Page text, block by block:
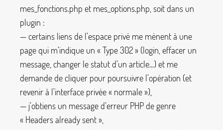
mes_fonctions.php et mes_options.php , soit dans un
plugin :
— certains liens de l’espace privé me mènent à une
page qui m’indique un « Type 302» (login, effacer un
message, changer le statut d’un article...) et me
demande de cliquer pour poursuivre l’opération (et
revenir à l’interface privée « normale»),
— j’obtiens un message d’erreur PHP de genre
« Headers already sent»,